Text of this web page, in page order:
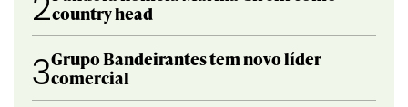
country head
3Grupo Bandeirantes tem novo líder
comercial